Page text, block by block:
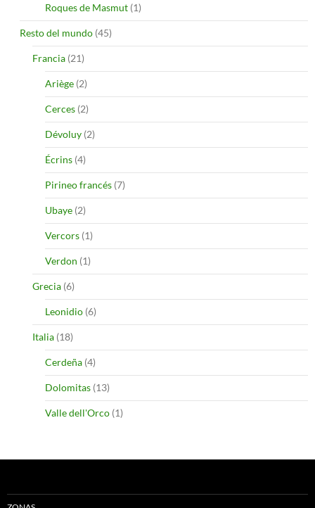
Roques de Masmut (1)
Resto del mundo (45)
Francia (21)
Ariège (2)
Cerces (2)
Dévoluy (2)
Écrins (4)
Pirineo francés (7)
Ubaye (2)
Vercors (1)
Verdon (1)
Grecia (6)
Leonidio (6)
Italia (18)
Cerdeña (4)
Dolomitas (13)
Valle dell'Orco (1)